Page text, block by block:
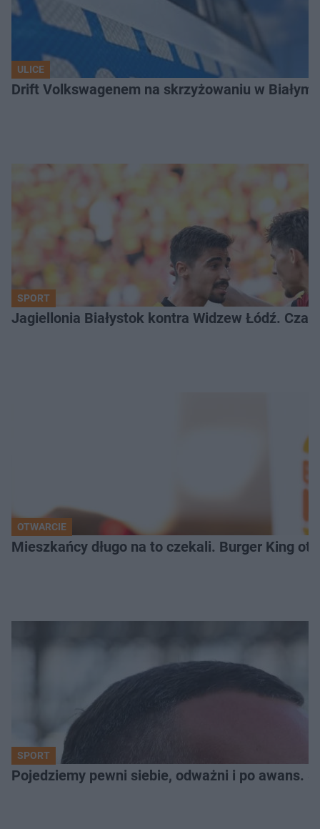
ULICE
Drift Volkswagenem na skrzyżowaniu w
SPORT
Jagiellonia Białystok kontra Widzew Łódź.
OTWARCIE
Mieszkańcy długo na to czekali. Burger King
SPORT
Pojedziemy pewni siebie, odważni i po awans.